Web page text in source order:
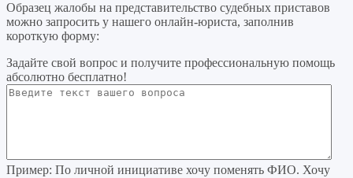
Образец жалобы на представительство судебных приставов
можно запросить у нашего онлайн-юриста, заполнив
короткую форму:
Задайте свой вопрос и получите профессиональную помощь
абсолютно бесплатно!
Пример: По личной инициативе хочу поменять ФИО. Хочу